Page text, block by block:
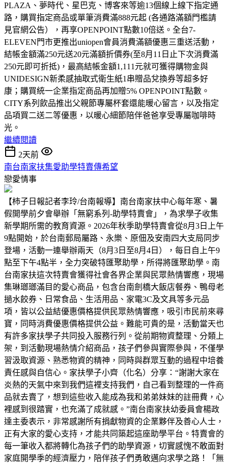
PLAZA、夢時代、星巴克、博客來等逾13個線上線下指定通
路，購買指定商品或單筆消費滿888元起 (各通路滿額門檻請
見官網公告），再享OPENPOINT點數10倍送。全台7-
ELEVEN門市更推出uniopen會員消費滿額優惠三重送活動，
結帳金額滿250元送20元滿額折價券(至8月11日止下次消費滿
250元即可折抵)，最高結帳金額1,111元就可獲得購物金與
UNIDESIGN新柔感抽取式衛生紙1串贈品兌換券等超多好
康；購買統一企業指定商品再加贈5% OPENPOINT點數。
CITY系列飲品推出父親節專屬杯套還能暖心留言，以及指定
品項買二送二等優惠，以暖心細節陪伴爸爸享受專屬咖啡時
光。
繼續閱讀
2天前
南台南家扶集愛助學特賣傳希望
戀愛情事
【柿子日報記者李玲/台南報導】南台南家扶中心每年寒、暑
假開學前夕會舉辦「無窮系列-助學特賣會」，為求學子收集
新學期所需的教育資源。2026年秋季助學特賣會從8月3日上午
9點開始，於台南郵局屬路、永樂、原佃及安南四大支局同步
登場，活動一連舉辦兩天（8月3日至8月4日），每日自上午9
點至下午4點半，全力突破特匯聚助學，所得將匯聚助學。南
台南家扶這次特賣會獲得社會各界企業與民眾熱情響應，現場
集琳瑯瑯滿目的愛心商品，包含台南劍橋大飯店餐券、鴨母老
撾水餃券、日常食品、生活用品、家電3C及文具等多元品
項，皆以公益結優惠價格提供民眾熱情響應，吸引市民前來尋
寶，同時消費優惠價格提供公益。難能可貴的是，活動當天也
有許多家扶學子共同投入服務行列。從前期物資整理、分類上
架，到活動現場熱情介紹商品，孩子們參與實際參與，不僅學
習汲取資源、熟悉物資的精神，同時與群眾互動的過程中培養
責任感與自信心。家扶學子小齊（化名）分享：“謝謝大家在
炎熱的天氣中來到我們這裡支持我們，自己看到整理的一件商
品就去賣了，想到這些收入能成為我和弟弟妹妹的註冊費，心
裡感到很踏實，也充滿了成就感。”南台南家扶幼委員會楊政
達主委表示，非常感謝所有捐獻物資的企業夥伴及善心人士，
正有大家的愛心支持，才能共同築起這座助學平台。特賣會的
每一筆收入都將轉化為孩子們的助學資源，切實感愧不敢面對
家庭開學季的經濟壓力，陪伴孩子們勇敢邁向求學之路！「無